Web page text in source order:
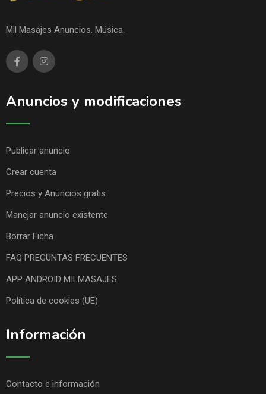
Mil Masajes Anuncios. Música.
Anuncios y modificaciones
Publicar anuncio
Crear cuenta
Precios y Anuncios gratis
Manejar anuncio existente
Borrar Ficha
FAQ PREGUNTAS FRECUENTES
APP ANDROID MILMASAJES
Política de cookies (UE)
Información
Contacto e información